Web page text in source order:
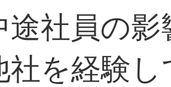
途社員の
社を経験